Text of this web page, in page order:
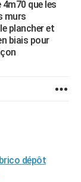
que les
murs
plancher et
biais pour
dépôt